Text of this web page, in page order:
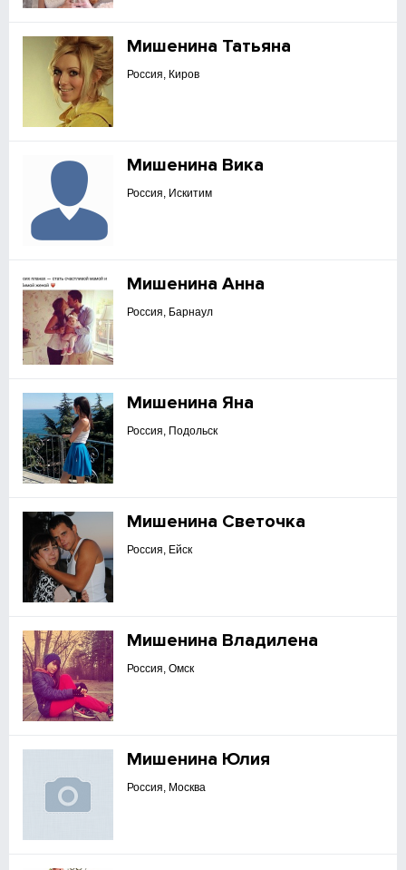
Мишенина Татьяна
Россия, Киров
Мишенина Вика
Россия, Искитим
Мишенина Анна
Россия, Барнаул
Мишенина Яна
Россия, Подольск
Мишенина Светочка
Россия, Ейск
Мишенина Владилена
Россия, Омск
Мишенина Юлия
Россия, Москва